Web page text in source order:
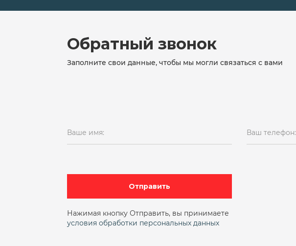
Обратный звонок
Заполните свои данные, чтобы мы могли связаться с вами
Ваше имя: Ваш телефон:
Отправить
Нажимая кнопку Отправить, вы принимаете
условия обработки персональных данных